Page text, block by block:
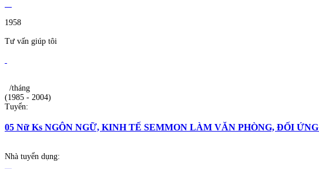
1958
Tư vấn giúp tôi
/tháng
(1985 - 2004)
Tuyển:
05 Nữ Ks NGÔN NGỮ, KINH TẾ SEMMON LÀM VĂN PHÒNG, ĐỐI
Nhà tuyển dụng: